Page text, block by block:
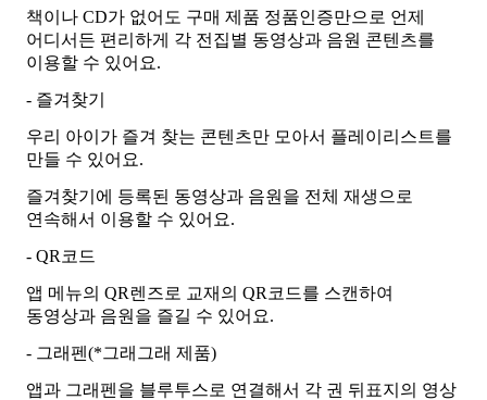
책이나 CD가 없어도 구매 제품 정품인증만으로 언제
어디서든 편리하게 각 전집별 동영상과 음원 콘텐츠를
이용할 수 있어요.
- 즐겨찾기
우리 아이가 즐겨 찾는 콘텐츠만 모아서 플레이리스트를
만들 수 있어요.
즐겨찾기에 등록된 동영상과 음원을 전체 재생으로
연속해서 이용할 수 있어요.
- QR코드
앱 메뉴의 QR렌즈로 교재의 QR코드를 스캔하여
동영상과 음원을 즐길 수 있어요.
- 그래펜(*그래그래 제품)
앱과 그래펜을 블루투스로 연결해서 각 권 뒤표지의 영상